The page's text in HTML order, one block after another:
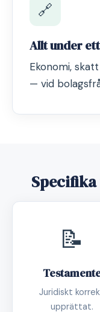
🔗
Allt under
Ekonomi,
— vid
📝
Juridiskt
upprättat.